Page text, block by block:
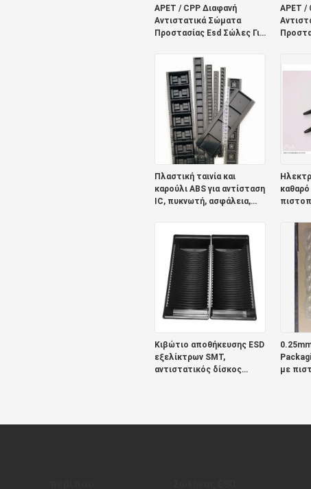
APET / CPP Διαφανή
Αντιστατικά Σώματα
Προστασίας Esd Σώλες Για
APET /
Πλαστική ταινία και
καρούλι ABS για αντίσταση
IC, πυκνωτή, ασφάλεια,
Κιβώτιο αποθήκευσης ESD
εξελίκτρων SMT,
αντιστατικός δίσκος
με